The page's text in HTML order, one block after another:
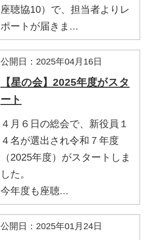
座聴協10）で、担当者よりレ
ポートが届きま...
公開日：2025年04月16日
【星の会】2025年度がスタ
ート
４月６日の総会で、新役員１
４名が選出され令和７年度
（2025年度）がスタートしま
した。
今年度も座聴...
公開日：2025年01月24日